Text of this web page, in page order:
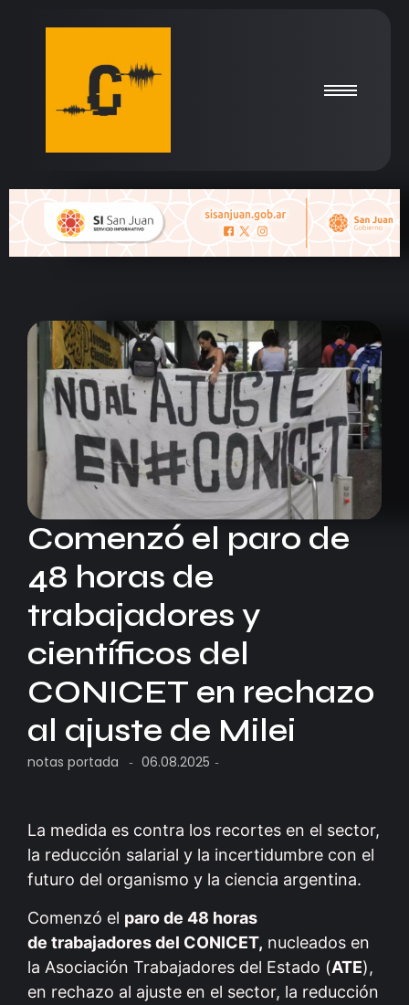
Comenzó el paro de
48 horas de
trabajadores y
científicos del
CONICET en rechazo
al ajuste de Milei
notas portada - 06.08.2025 -
La medida es contra los recortes en el sector,
la reducción salarial y la incertidumbre con el
futuro del organismo y la ciencia argentina.
Comenzó el paro de 48 horas
de trabajadores del CONICET, nucleados en
la Asociación Trabajadores del Estado (ATE),
en rechazo al ajuste en el sector, la reducción